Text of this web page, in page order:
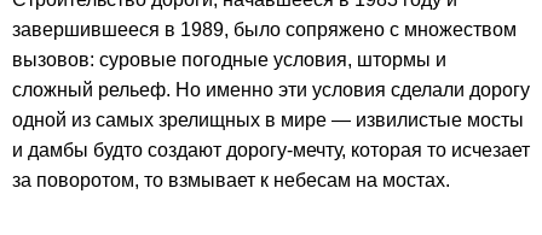
завершившееся в 1989, было сопряжено с множеством
вызовов: суровые погодные условия, штормы и
сложный рельеф. Но именно эти условия сделали дорогу
одной из самых зрелищных в мире — извилистые мосты
и дамбы будто создают дорогу-мечту, которая то исчезает
за поворотом, то взмывает к небесам на мостах.